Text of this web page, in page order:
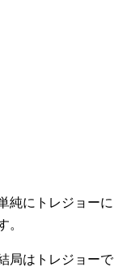
純にトレジョーに
。
局はトレジョーで